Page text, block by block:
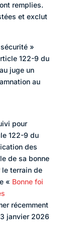
remplies.
et exclut
»
122-9 du
juge un
au
pour
122-9 du
des
de sa bonne
terrain de
« Bonne foi
récemment
janvier 2026